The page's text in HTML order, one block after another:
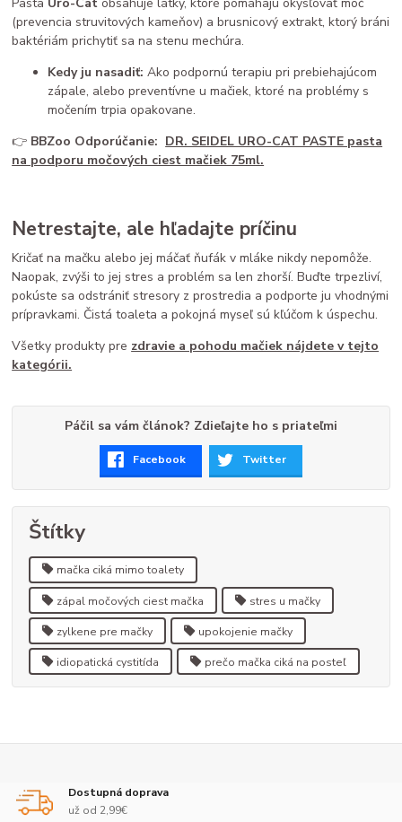
Pasta Uro-Cat obsahuje látky, ktoré pomáhajú okysľovať moč
(prevencia struvitových kameňov) a brusnicový extrakt, ktorý bráni
baktériám prichytiť sa na stenu mechúra.
Kedy ju nasadiť: Ako podpornú terapiu pri prebiehajúcom
zápale, alebo preventívne u mačiek, ktoré na problémy s
močením trpia opakovane.
👉 BBZoo Odporúčanie: DR. SEIDEL URO-CAT PASTE pasta
na podporu močových ciest mačiek 75ml.
Netrestajte, ale hľadajte príčinu
Kričať na mačku alebo jej máčať ňufák v mláke nikdy nepomôže.
Naopak, zvýši to jej stres a problém sa len zhorší. Buďte trpezliví,
pokúste sa odstrániť stresory z prostredia a podporte ju vhodnými
prípravkami. Čistá toaleta a pokojná myseľ sú kľúčom k úspechu.
Všetky produkty pre zdravie a pohodu mačiek nájdete v tejto
kategórii.
Páčil sa vám článok? Zdieľajte ho s priateľmi
Facebook Twitter
Štítky
mačka ciká mimo toalety
zápal močových ciest mačka stres u mačky
zylkene pre mačky upokojenie mačky
idiopatická cystitída prečo mačka ciká na posteľ
Dostupná doprava
už od 2,99€